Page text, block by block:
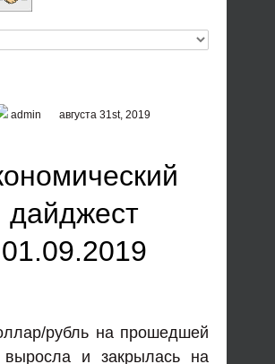
admin августа 31st, 2019
дайджест
01.09.2019
рубль на прошедшей
выросла и закрылась на